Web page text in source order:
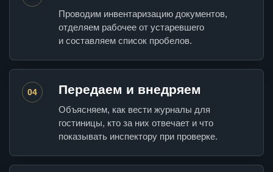
Проводим инвентаризацию документов,
отделяем рабочее от устаревшего
и составляем список пробелов.
04 Передаем и внедряем
Объясняем, как вести журналы для
гостиницы, кто за них отвечает и что
показывать инспектору при проверке.